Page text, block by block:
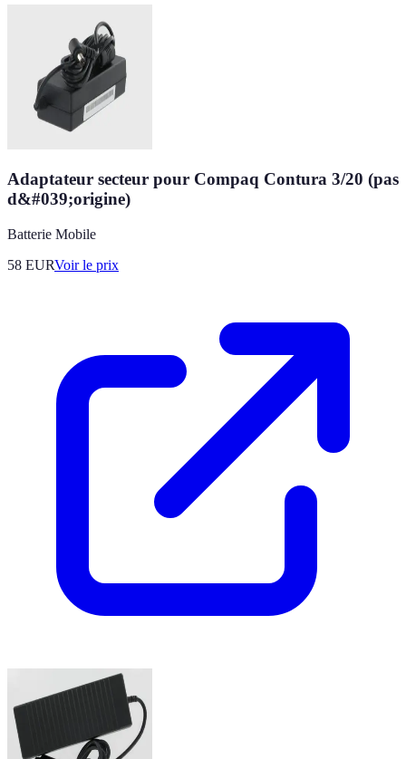
Adaptateur secteur pour Compaq Contura 3/20 (pas
d&#039;origine)
Batterie Mobile
58 EURVoir le prix